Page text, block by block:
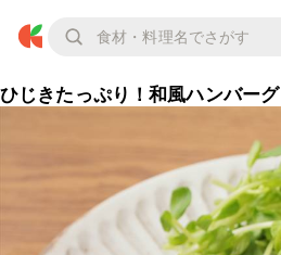
ひじきたっぷり！和風ハンバーグ